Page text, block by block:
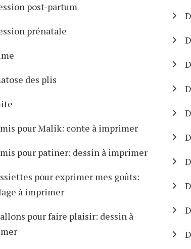
post-partum
prénatale
des plis
pour Malik: conte à imprimer
pour patiner: dessin à imprimer
pour exprimer mes goûts:
à imprimer
pour faire plaisir: dessin à